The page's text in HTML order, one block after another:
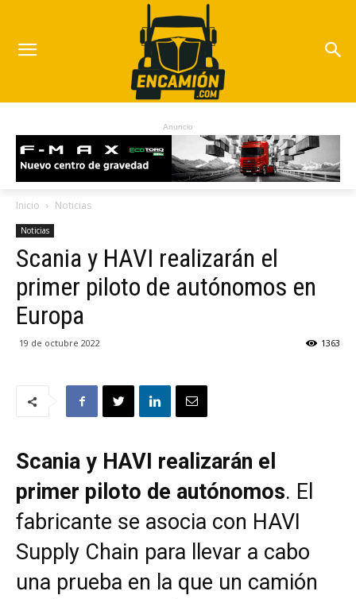
Anuncio
Inicio Noticias
Noticias
Scania y HAVI realizarán el
primer piloto de autónomos en
Europa
19 de octubre 2022 1363
Scania y HAVI realizarán el
primer piloto de autónomos. El
fabricante se asocia con HAVI
Supply Chain para llevar a cabo
una prueba en la que un camión